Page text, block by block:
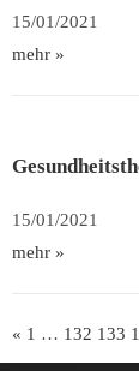
15/01/2021
mehr »
15/01/2021
mehr »
« 1 … 132 133